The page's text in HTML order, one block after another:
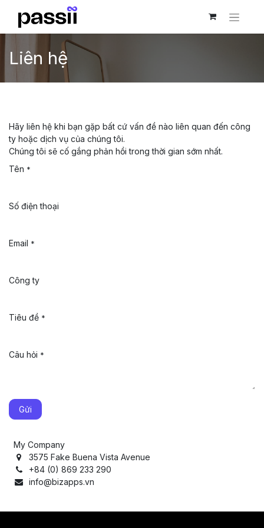
Liên hệ
Hãy liên hệ khi bạn gặp bất cứ vấn đề nào liên quan đến công
ty hoặc dịch vụ của chúng tôi.
Chúng tôi sẽ cố gắng phản hồi trong thời gian sớm nhất.
Tên *
Số điện thoại
Email *
Công ty
Tiêu đề *
Câu hỏi *
Gửi
My Company
3575 Fake Buena Vista Avenue
+84 (0) 869 233 290
info@bizapps.vn